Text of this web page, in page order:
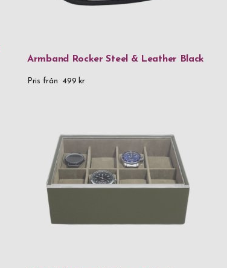
Armband Rocker Steel & Leather Black
Pris från 499 kr